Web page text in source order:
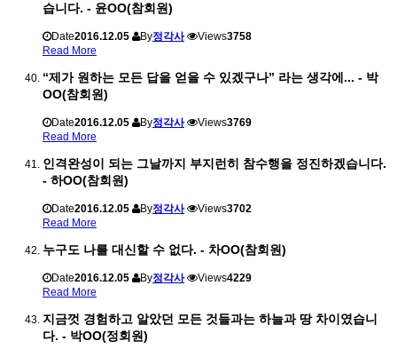
습니다. - 윤OO(참회원)
Date2016.12.05 By정각사 Views3758
Read More
“제가 원하는 모든 답을 얻을 수 있겠구나” 라는 생각에... - 박
OO(참회원)
Date2016.12.05 By정각사 Views3769
Read More
인격완성이 되는 그날까지 부지런히 참수행을 정진하겠습니다.
- 하OO(참회원)
Date2016.12.05 By정각사 Views3702
Read More
누구도 나를 대신할 수 없다. - 차OO(참회원)
Date2016.12.05 By정각사 Views4229
Read More
지금껏 경험하고 알았던 모든 것들과는 하늘과 땅 차이였습니
다. - 박OO(정회원)